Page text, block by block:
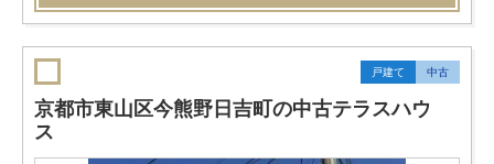
戸建て 中古
京都市東山区今熊野日吉町の中古テラスハウ
ス